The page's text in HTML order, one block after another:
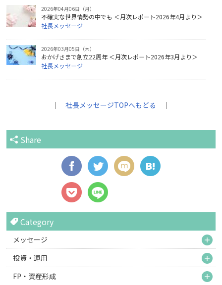
2026年04月06日（月）
不確実な世界情勢の中でも ＜月次レポート2026年4月より＞
社長メッセージ
2026年03月05日（木）
おかげさまで創立22周年 ＜月次レポート2026年3月より＞
社長メッセージ
｜社長メッセージTOPへもどる ｜
Share
Category
メッセージ
投資・運用
FP・資産形成